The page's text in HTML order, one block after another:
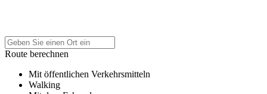
Route berechnen
Mit öffentlichen Verkehrsmitteln
Walking